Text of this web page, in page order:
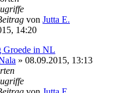
von Jutta E.
14:20
Groede in NL
» 08.09.2015, 13:13